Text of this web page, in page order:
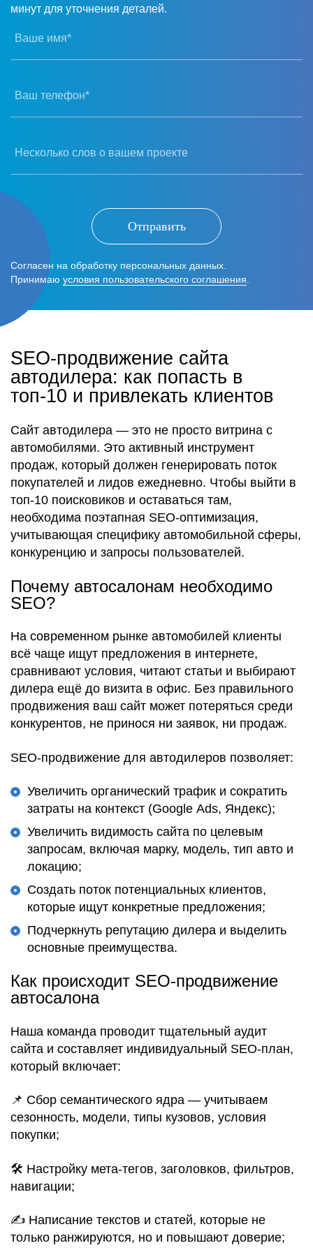
минут для уточнения деталей.
Ваше имя*
Ваш телефон*
Несколько слов о вашем проекте
Отправить
Согласен на обработку персональных данных.
Принимаю условия пользовательского соглашения
SEO-продвижение сайта
автодилера: как попасть в
топ-10 и привлекать клиентов
Сайт автодилера — это не просто витрина с
автомобилями. Это активный инструмент
продаж, который должен генерировать поток
покупателей и лидов ежедневно. Чтобы выйти в
топ-10 поисковиков и оставаться там,
необходима поэтапная SEO-оптимизация,
учитывающая специфику автомобильной сферы,
конкуренцию и запросы пользователей.
Почему автосалонам необходимо
SEO?
На современном рынке автомобилей клиенты
всё чаще ищут предложения в интернете,
сравнивают условия, читают статьи и выбирают
дилера ещё до визита в офис. Без правильного
продвижения ваш сайт может потеряться среди
конкурентов, не принося ни заявок, ни продаж.
SEO-продвижение для автодилеров позволяет:
Увеличить органический трафик и сократить
затраты на контекст (Google Ads, Яндекс);
Увеличить видимость сайта по целевым
запросам, включая марку, модель, тип авто и
локацию;
Создать поток потенциальных клиентов,
которые ищут конкретные предложения;
Подчеркнуть репутацию дилера и выделить
основные преимущества.
Как происходит SEO-продвижение
автосалона
Наша команда проводит тщательный аудит
сайта и составляет индивидуальный SEO-план,
который включает:
📌 Сбор семантического ядра — учитываем
сезонность, модели, типы кузовов, условия
покупки;
🛠️ Настройку мета-тегов, заголовков, фильтров,
навигации;
✍️ Написание текстов и статей, которые не
только ранжируются, но и повышают доверие;